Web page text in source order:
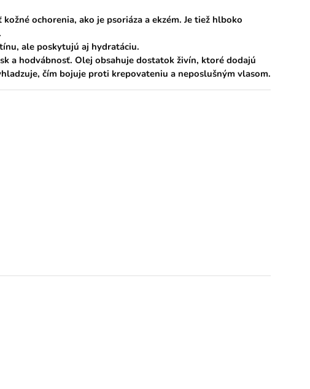
ochorenia, ako je psoriáza a ekzém. Je tiež hlboko
ale poskytujú aj hydratáciu.
a hodvábnosť. Olej obsahuje dostatok živín, ktoré dodajú
čím bojuje proti krepovateniu a neposlušným vlasom.